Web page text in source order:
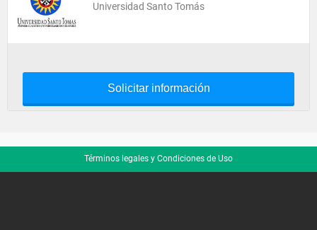
Universidad Santo Tomás
Solicitar información
Términos legales y Condiciones de Uso